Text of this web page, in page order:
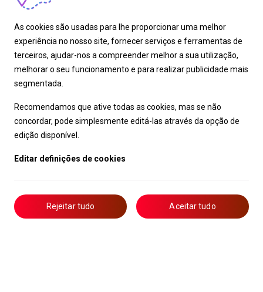
As cookies são usadas para lhe proporcionar uma melhor
experiência no nosso site, fornecer serviços e ferramentas de
terceiros, ajudar-nos a compreender melhor a sua utilização,
melhorar o seu funcionamento e para realizar publicidade mais
segmentada.
Recomendamos que ative todas as cookies, mas se não
concordar, pode simplesmente editá-las através da opção de
edição disponível.
Editar definições de cookies
Rejeitar tudo Aceitar tudo